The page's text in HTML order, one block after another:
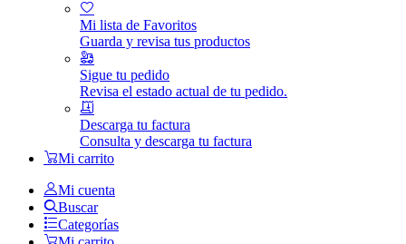
Mi lista de Favoritos
Guarda y revisa tus productos
Sigue tu pedido
Revisa el estado actual de tu pedido.
Descarga tu factura
Consulta y descarga tu factura
Mi carrito
Mi cuenta
Buscar
Categorías